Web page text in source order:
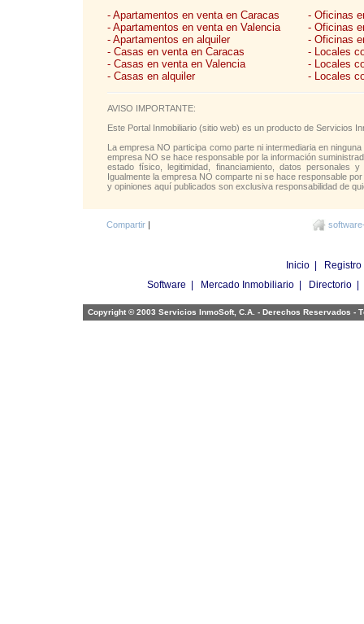
- Apartamentos en venta en Caracas
- Apartamentos en venta en Valencia
- Apartamentos en alquiler
- Casas en venta en Caracas
- Casas en venta en Valencia
- Casas en alquiler
- Oficinas
- Oficinas
- Oficinas
- Locales
- Locales
- Locales
AVISO IMPORTANTE:
Este Portal Inmobiliario (sitio web) es un producto de Servicios
La empresa NO participa como parte ni intermediaria en
empresa NO se hace responsable por la información
estado físico, legitimidad, financiamiento, datos personales
Igualmente la empresa NO comparte ni se hace responsable
y opiniones aquí publicados son exclusiva responsabilidad de
Compartir |
Inicio Registro
Software
Mercado Inmobiliario Directorio
Copyright © 2003 Servicios InmoSoft, C.A. - Derechos Reservados -